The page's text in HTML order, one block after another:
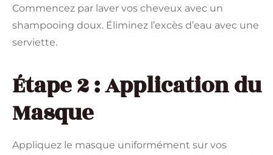
Commencez par laver vos cheveux avec un
shampooing doux. Éliminez l’excès d’eau avec une
serviette.
Étape 2 : Application du
Masque
Appliquez le masque uniformément sur vos